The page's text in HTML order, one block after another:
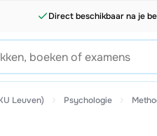
Direct beschikbaar na je
Leuven) Psychologie